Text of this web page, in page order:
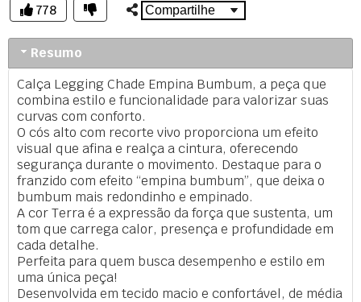
778
Resumo
Calça Legging Chade Empina Bumbum, a peça que
combina estilo e funcionalidade para valorizar suas
curvas com conforto.
O cós alto com recorte vivo proporciona um efeito
visual que afina e realça a cintura, oferecendo
segurança durante o movimento. Destaque para o
franzido com efeito “empina bumbum”, que deixa o
bumbum mais redondinho e empinado.
A cor Terra é a expressão da força que sustenta, um
tom que carrega calor, presença e profundidade em
cada detalhe.
Perfeita para quem busca desempenho e estilo em
uma única peça!
Desenvolvida em tecido macio e confortável, de média